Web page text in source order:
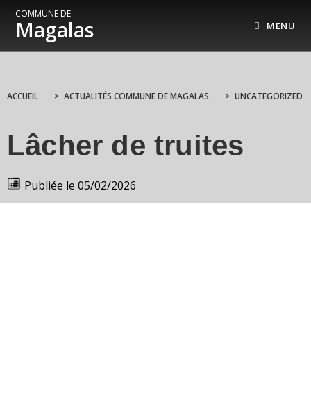
COMMUNE DE
Magalas MENU
ACCUEIL > ACTUALITÉS COMMUNE DE MAGALAS > UNCATEGORIZED
Lâcher de truites
Publiée le 05/02/2026